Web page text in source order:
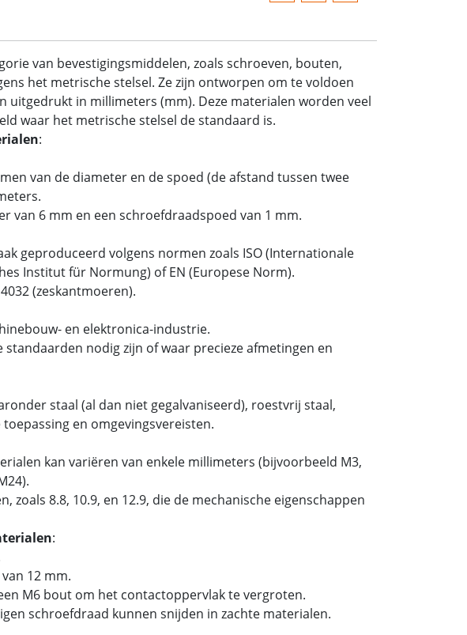
van bevestigingsmiddelen, zoals schroeven, bouten,
het metrische stelsel. Ze zijn ontworpen om te voldoen
uitgedrukt in millimeters (mm). Deze materialen worden veel
waar het metrische stelsel de standaard is.
:
van de diameter en de spoed (de afstand tussen twee
van 6 mm en een schroefdraadspoed van 1 mm.
geproduceerd volgens normen zoals ISO (Internationale
Institut für Normung) of EN (Europese Norm).
(zeskantmoeren).
en elektronica-industrie.
nodig zijn of waar precieze afmetingen en
staal (al dan niet gegalvaniseerd), roestvrij staal,
en omgevingsvereisten.
kan variëren van enkele millimeters (bijvoorbeeld M3,
8.8, 10.9, en 12.9, die de mechanische eigenschappen
:
12 mm.
M6 bout om het contactoppervlak te vergroten.
schroefdraad kunnen snijden in zachte materialen.